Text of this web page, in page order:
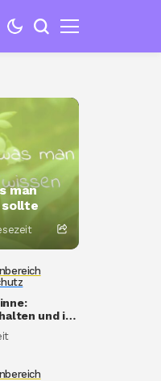
man
sollte
und ist